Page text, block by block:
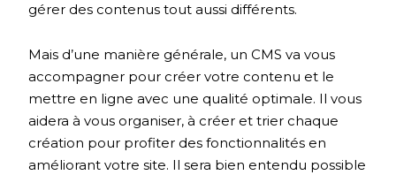
gérer des contenus tout aussi différents.
Mais d’une manière générale, un CMS va vous
accompagner pour créer votre contenu et le
mettre en ligne avec une qualité optimale. Il vous
aidera à vous organiser, à créer et trier chaque
création pour profiter des fonctionnalités en
améliorant votre site. Il sera bien entendu possible